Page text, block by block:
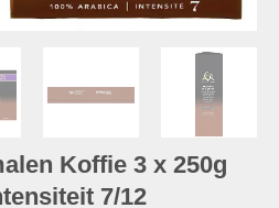
Koffie 3 x 250g
7/12